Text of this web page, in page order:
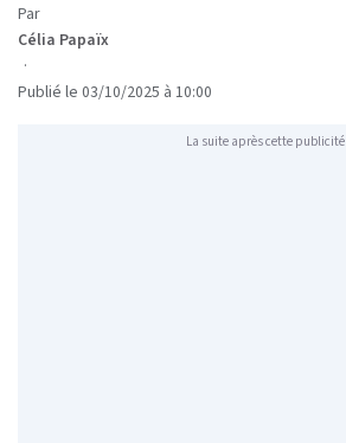
Par
Célia Papaïx
·
Publié le 03/10/2025 à 10:00
La suite après cette publicité